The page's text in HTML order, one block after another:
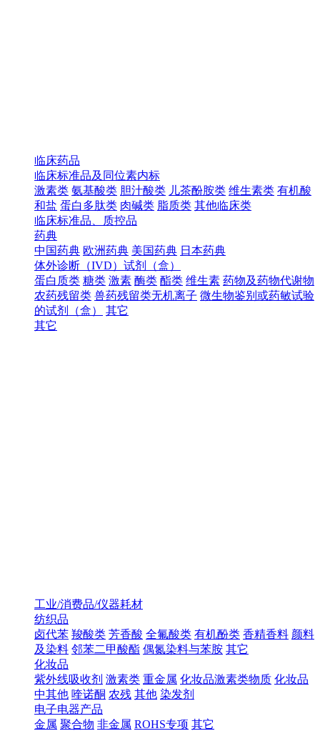
临床药品
临床标准品及同位素内标
激素类 氨基酸类 胆汁酸类 儿茶酚胺类 维生素类 有机酸
和盐 蛋白多肽类 肉碱类 脂质类 其他临床类
临床标准品、质控品
药典
中国药典 欧洲药典 美国药典 日本药典
体外诊断（IVD）试剂（盒）
蛋白质类 糖类 激素 酶类 酯类 维生素 药物及药物代谢物
农药残留类 兽药残留类无机离子 微生物鉴别或药敏试验
的试剂（盒）
其它
其它
工业/消费品/仪器耗材
纺织品
卤代苯 羧酸类 芳香酸 全氟酸类 有机酚类 香精香料 颜料
及染料 邻苯二甲酸酯 偶氮染料与苯胺 其它
化妆品
紫外线吸收剂 激素类 重金属 化妆品激素类物质 化妆品
中其他 喹诺酮 农残 其他 染发剂
电子电器产品
金属 聚合物 非金属 ROHS专项 其它